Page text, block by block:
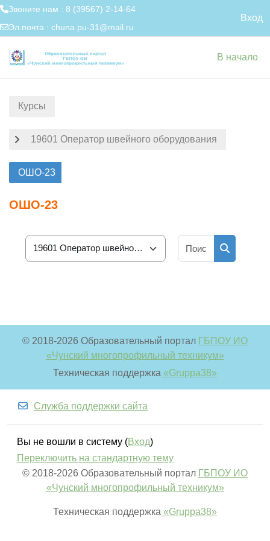
Звоните нам : 8 (39567) 2-14-64
Эл.почта : chuna.pu-31@mail.ru
Вход
В начало
Курсы
19601 Оператор швейного оборудования
ОШО-23
ОШО-23
Категории курсов
Поиск курса
© 2018-2026 Образовательный портал ГБПОУ ИО
«Чунский многопрофильный техникум»
Техническая поддержка «Gruppa38»
Служба поддержки сайта
Вы не вошли в систему (Вход)
Переключить на стандартную тему
© 2018-2026 Образовательный портал ГБПОУ ИО
«Чунский многопрофильный техникум»
Техническая поддержка «Gruppa38»